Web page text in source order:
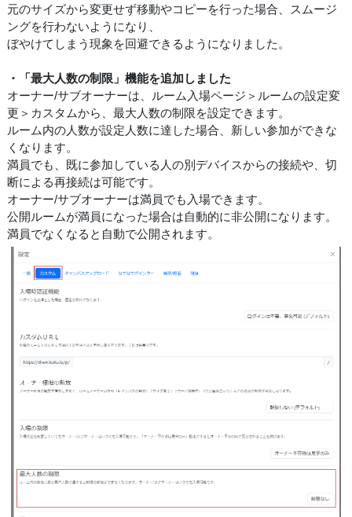
元のサイズから変更せず移動やコピーを行った場合、スムージ
ングを行わないようになり、
ぼやけてしまう現象を回避できるようになりました。
・「最大人数の制限」機能を追加しました
オーナー/サブオーナーは、ルーム入場ページ＞ルームの設定変
更＞カスタムから、最大人数の制限を設定できます。
ルーム内の人数が設定人数に達した場合、新しい参加ができな
くなります。
満員でも、既に参加している人の別デバイスからの接続や、切
断による再接続は可能です。
オーナー/サブオーナーは満員でも入場できます。
公開ルームが満員になった場合は自動的に非公開になります。
満員でなくなると自動で公開されます。